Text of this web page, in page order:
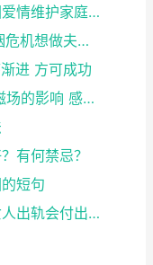
和合姻缘：道士送仙科仪帮你挽回爱情维护家庭完整
和合姻缘：泰国夫妻和合法事,婚姻危机想做夫妻和合法...
进 方可成功
和合姻缘：和合术后现象 人会受磁场的影响 感到头晕...
有何禁忌？
短句
和合姻缘：女人为什么会出轨？女人出轨会付出感情吗？